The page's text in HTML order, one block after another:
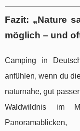
Fazit: „Nature
möglich – und
Camping in
anfühlen, wenn du
naturnahe, gut
Waldwildnis im